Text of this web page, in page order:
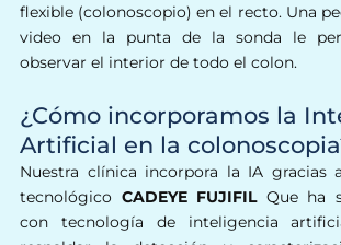
flexible (colonoscopio) en el recto. Una
video en la punta de la sonda le
observar el interior de todo el colon.
¿Cómo incorporamos la
Artificial en la
Nuestra clínica incorpora la IA gracias
tecnológico CADEYE FUJIFIL Que ha
con tecnología de inteligencia